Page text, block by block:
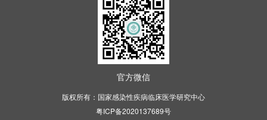
官方微信
版权所有：国家感染性疾病临床医学研究中心
粤ICP备2020137689号